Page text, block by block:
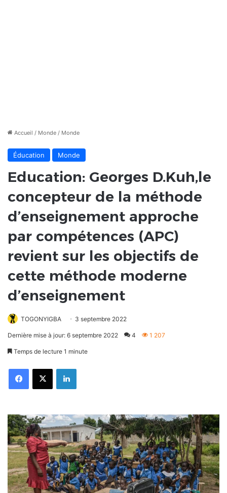
Accueil / Monde / Monde
Éducation Monde
Education: Georges D.Kuh,le
concepteur de la méthode
d’enseignement approche
par compétences (APC)
revient sur les objectifs de
cette méthode moderne
d’enseignement
TOGONYIGBA 3 septembre 2022
Dernière mise à jour: 6 septembre 2022 4 1 207
Temps de lecture 1 minute
FacebookX Linkedin